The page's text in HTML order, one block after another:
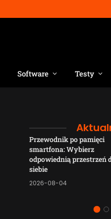
Software Testy
Przewodnik po pamięci
smartfona: Wybierz
odpowiednią przestrzeń
siebie
2026-08-04